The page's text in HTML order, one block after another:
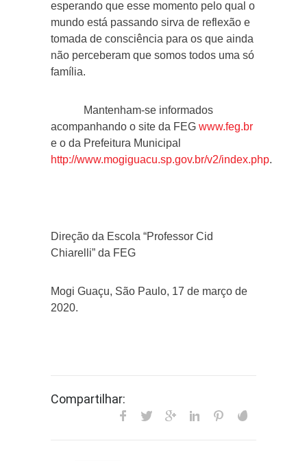
esperando que esse momento pelo qual o
mundo está passando sirva de reflexão e
tomada de consciência para os que ainda
não perceberam que somos todos uma só
família.
Mantenham-se informados
acompanhando o site da FEG www.feg.br
e o da Prefeitura Municipal
http://www.mogiguacu.sp.gov.br/v2/index.php.
Direção da Escola “Professor Cid
Chiarelli” da FEG
Mogi Guaçu, São Paulo, 17 de março de
2020.
Compartilhar: